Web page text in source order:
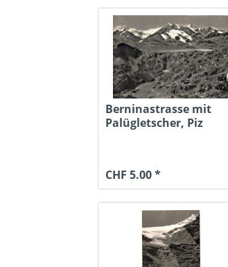
Berninastrasse mit
Palügletscher, Piz
CHF 5.00 *